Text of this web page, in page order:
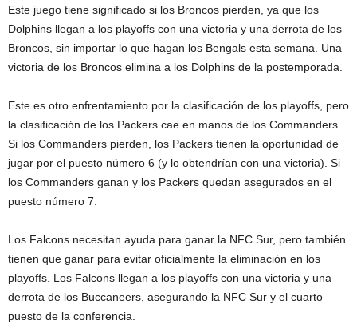
Este juego tiene significado si los Broncos pierden, ya que los
Dolphins llegan a los playoffs con una victoria y una derrota de los
Broncos, sin importar lo que hagan los Bengals esta semana. Una
victoria de los Broncos elimina a los Dolphins de la postemporada.
Este es otro enfrentamiento por la clasificación de los playoffs, pero
la clasificación de los Packers cae en manos de los Commanders.
Si los Commanders pierden, los Packers tienen la oportunidad de
jugar por el puesto número 6 (y lo obtendrían con una victoria). Si
los Commanders ganan y los Packers quedan asegurados en el
puesto número 7.
Los Falcons necesitan ayuda para ganar la NFC Sur, pero también
tienen que ganar para evitar oficialmente la eliminación en los
playoffs. Los Falcons llegan a los playoffs con una victoria y una
derrota de los Buccaneers, asegurando la NFC Sur y el cuarto
puesto de la conferencia.